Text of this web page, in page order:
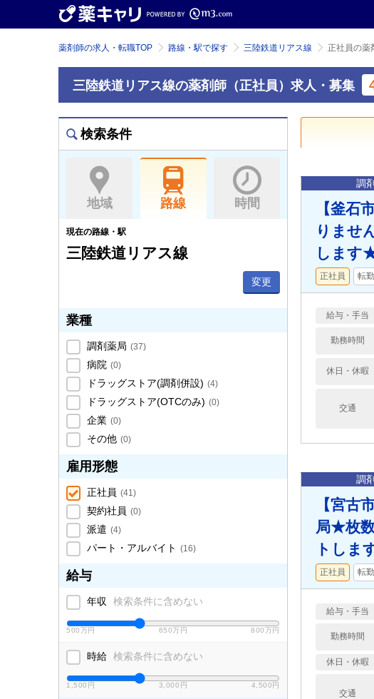
薬剤師の求人・転職TOP 路線・駅で探す 三陸鉄道リアス線 正社員の薬
三陸鉄道リアス線の薬剤師（正社員）求人・募集
検索条件
地域 路線 時間
現在の路線・駅
三陸鉄道リアス線
変更
業種
調剤薬局 (37)
病院 (0)
ドラッグストア(調剤併設) (4)
ドラッグストア(OTCのみ) (0)
企業 (0)
その他 (0)
雇用形態
正社員 (41)
契約社員 (0)
派遣 (4)
パート・アルバイト (16)
給与
年収 検索条件に含めない
500万円 650万円 800万円
時給 検索条件に含めない
1,500円 3,000円 4,500円
調
【釜石
りませ
します
正社員 転
給与・手当
勤務時間
休日・休暇
交通
調
【宮古
局★枚
トしま
正社員 転
給与・手当
勤務時間
休日・休暇
交通